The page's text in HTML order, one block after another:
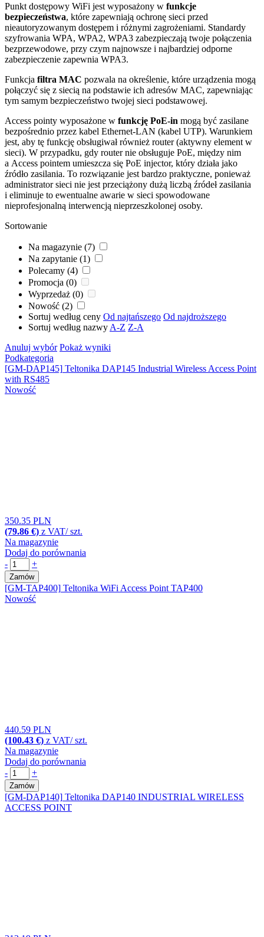
Punkt dostępowy WiFi jest wyposażony w funkcje
bezpieczeństwa, które zapewniają ochronę sieci przed
nieautoryzowanym dostępem i różnymi zagrożeniami. Standardy
szyfrowania WPA, WPA2, WPA3 zabezpieczają twoje połączenia
bezprzewodowe, przy czym najnowsze i najbardziej odporne
zabezpieczenie zapewnia WPA3.
Funkcja filtra MAC pozwala na określenie, które urządzenia mogą
połączyć się z siecią na podstawie ich adresów MAC, zapewniając
tym samym bezpieczeństwo twojej sieci podstawowej.
Access pointy wyposażone w funkcję PoE-in mogą być zasilane
bezpośrednio przez kabel Ethernet-LAN (kabel UTP). Warunkiem
jest, aby tę funkcję obsługiwał również router(aktywny element w
sieci). W przypadku, gdy routernie obsługuje PoE, między nim
a Access pointem umieszcza się PoE injector, który działa jako
źródło zasilania. To rozwiązanie jest bardzo praktyczne, ponieważ
administrator sieci nie jest przeciążony dużą liczbą źródeł zasilania
i eliminuje to ewentualne awarie w sieci spowodowane
nieprofesjonalną interwencją nieprzeszkolonej osoby.
Sortowanie
Na magazynie (7)
Na zapytanie (1)
Polecamy (4)
Promocja (0)
Wyprzedaż (0)
Nowość (2)
Sortuj według ceny Od najtańszego Od najdroższego
Sortuj według nazwy A-Z Z-A
Anuluj wybór Pokaż wyniki
Podkategoria
[GM-DAP145] Teltonika DAP145 Industrial Wireless Access Point
with RS485
Nowość
350.35 PLN
(79.86 €) z VAT/ szt.
Na magazynie
Dodaj do porównania
-
+
Zamów
[GM-TAP400] Teltonika WiFi Access Point TAP400
Nowość
440.59 PLN
(100.43 €) z VAT/ szt.
Na magazynie
Dodaj do porównania
-
+
Zamów
[GM-DAP140] Teltonika DAP140 INDUSTRIAL WIRELESS
ACCESS POINT